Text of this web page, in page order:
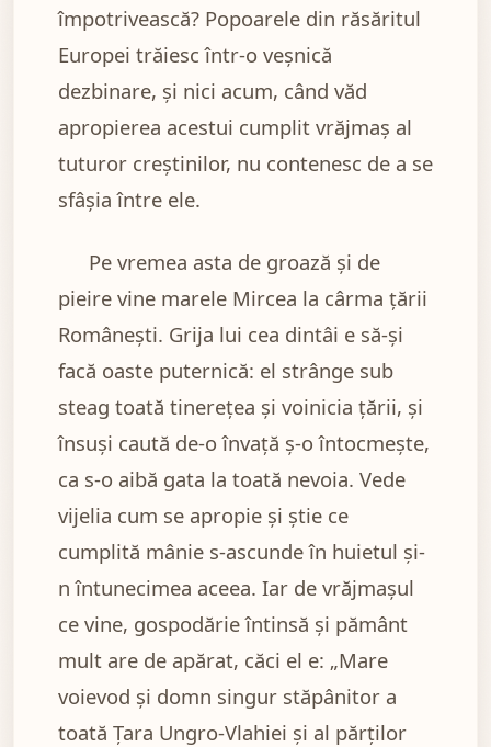
împotrivească? Popoarele din răsăritul
Europei trăiesc într-o veșnică
dezbinare, și nici acum, când văd
apropierea acestui cumplit vrăjmaș al
tuturor creștinilor, nu contenesc de a se
sfâșia între ele.
Pe vremea asta de groază și de
pieire vine marele Mircea la cârma țării
Românești. Grija lui cea dintâi e să-și
facă oaste puternică: el strânge sub
steag toată tinerețea și voinicia țării, și
însuși caută de-o învață ș-o întocmește,
ca s-o aibă gata la toată nevoia. Vede
vijelia cum se apropie și știe ce
cumplită mânie s-ascunde în huietul și-
n întunecimea aceea. Iar de vrăjmașul
ce vine, gospodărie întinsă și pământ
mult are de apărat, căci el e: „Mare
voievod și domn singur stăpânitor a
toată Țara Ungro-Vlahiei și al părților